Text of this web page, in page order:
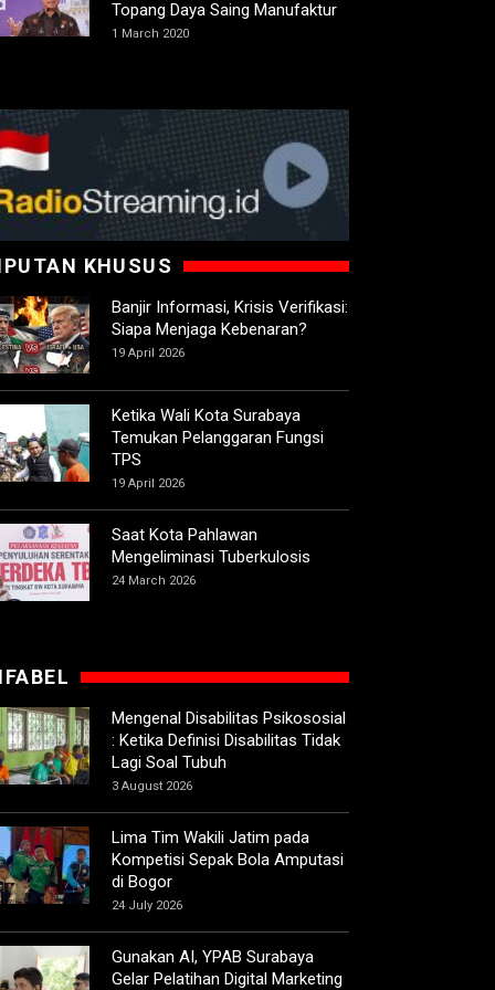
Topang Daya Saing Manufaktur
1 March 2020
KHUSUS
Banjir Informasi, Krisis Verifikasi:
Siapa Menjaga Kebenaran?
19 April 2026
Ketika Wali Kota Surabaya
Temukan Pelanggaran Fungsi
TPS
19 April 2026
Saat Kota Pahlawan
Mengeliminasi Tuberkulosis
24 March 2026
Mengenal Disabilitas Psikososial
: Ketika Definisi Disabilitas Tidak
Lagi Soal Tubuh
3 August 2026
Lima Tim Wakili Jatim pada
Kompetisi Sepak Bola Amputasi
di Bogor
24 July 2026
Gunakan AI, YPAB Surabaya
Gelar Pelatihan Digital Marketing